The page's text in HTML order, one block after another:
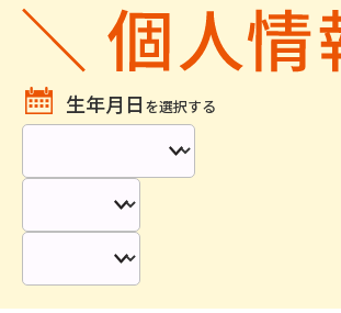
生年月日 を選択する